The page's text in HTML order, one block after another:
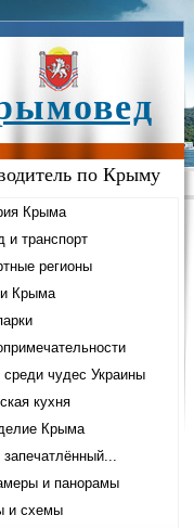
по Крыму
Крыма
и транспорт
регионы
Крыма
чудес Украины
кухня
Крыма
и панорамы
и схемы